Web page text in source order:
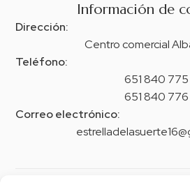
Información de
Dirección:
Centro comercial
Teléfono:
651 840 775
651 840 776
Correo electrónico: